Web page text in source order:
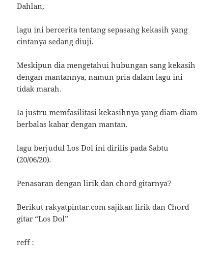
Dahlan,
lagu ini bercerita tentang sepasang kekasih yang
cintanya sedang diuji.
Meskipun dia mengetahui hubungan sang kekasih
dengan mantannya, namun pria dalam lagu ini
tidak marah.
Ia justru memfasilitasi kekasihnya yang diam-diam
berbalas kabar dengan mantan.
lagu berjudul Los Dol ini dirilis pada Sabtu
(20/06/20).
Penasaran dengan lirik dan chord gitarnya?
Berikut rakyatpintar.com sajikan lirik dan Chord
gitar “Los Dol”
reff :